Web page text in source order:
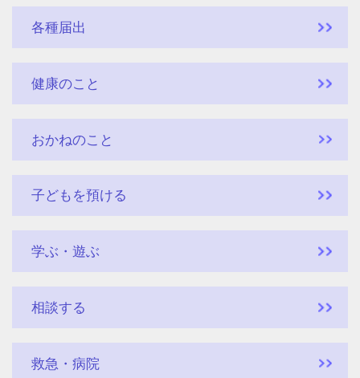
各種届出
健康のこと
おかねのこと
子どもを預ける
学ぶ・遊ぶ
相談する
救急・病院